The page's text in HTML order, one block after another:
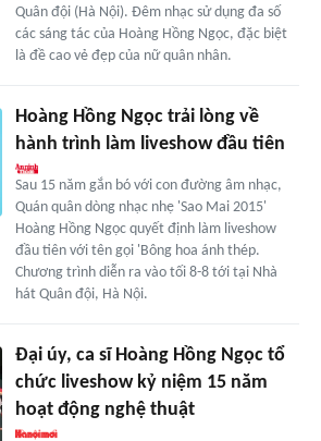
Quân đội (Hà Nội). Đêm nhạc sử dụng đa số
các sáng tác của Hoàng Hồng Ngọc, đặc biệt
là đề cao vẻ đẹp của nữ quân nhân.
Hoàng Hồng Ngọc trải lòng về
hành trình làm liveshow đầu tiên
Sau 15 năm gắn bó với con đường âm nhạc,
Quán quân dòng nhạc nhẹ 'Sao Mai 2015'
Hoàng Hồng Ngọc quyết định làm liveshow
đầu tiên với tên gọi 'Bông hoa ánh thép.
Chương trình diễn ra vào tối 8-8 tới tại Nhà
hát Quân đội, Hà Nội.
Đại úy, ca sĩ Hoàng Hồng Ngọc tổ
chức liveshow kỷ niệm 15 năm
hoạt động nghệ thuật